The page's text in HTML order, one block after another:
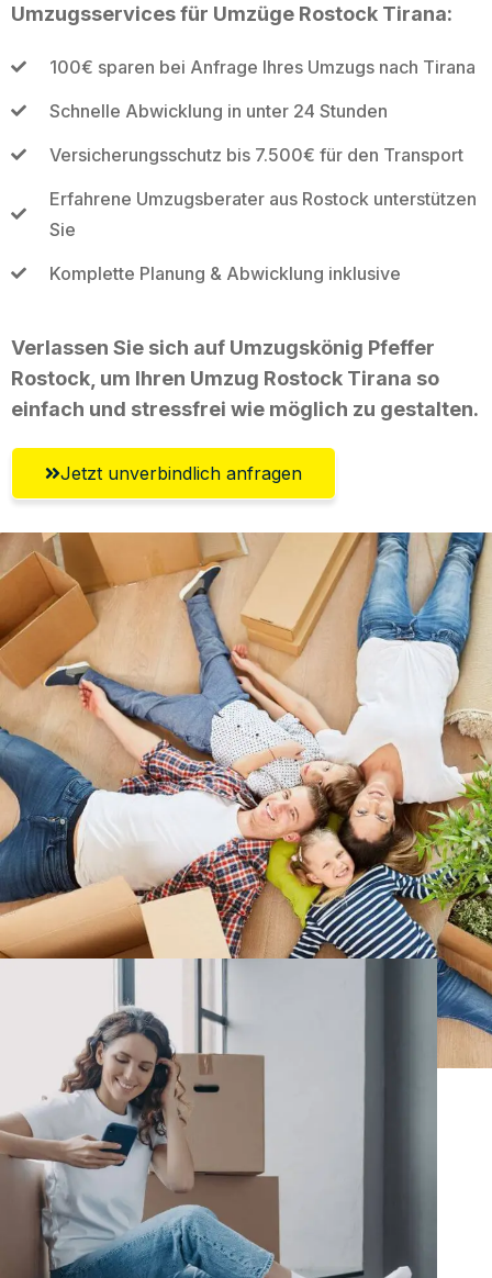
Umzugsservices für Umzüge Rostock Tirana:
100€ sparen bei Anfrage Ihres Umzugs nach Tirana
Schnelle Abwicklung in unter 24 Stunden
Versicherungsschutz bis 7.500€ für den Transport
Erfahrene Umzugsberater aus Rostock unterstützen
Sie
Komplette Planung & Abwicklung inklusive
Verlassen Sie sich auf Umzugskönig Pfeffer
Rostock, um Ihren Umzug Rostock Tirana so
einfach und stressfrei wie möglich zu gestalten.
Jetzt unverbindlich anfragen